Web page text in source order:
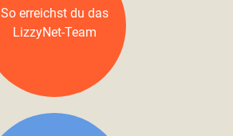
So erreichst du das
LizzyNet-Team